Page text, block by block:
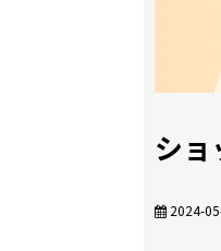
ショ
2024-